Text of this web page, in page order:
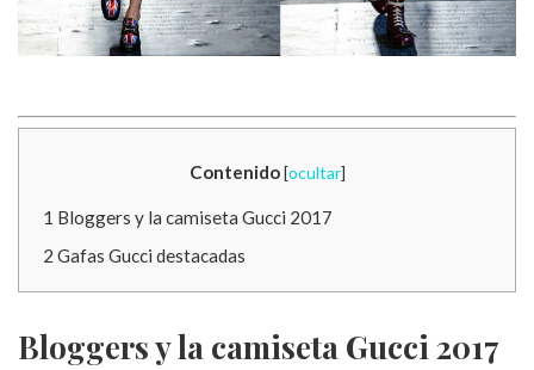
Contenido [ocultar]
1 Bloggers y la camiseta Gucci 2017
2 Gafas Gucci destacadas
Bloggers y la camiseta Gucci 2017